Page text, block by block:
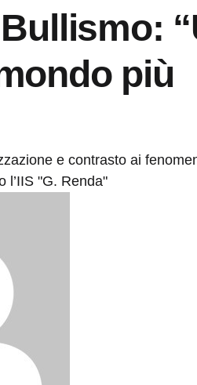
più
e contrasto ai
l’IIS "G. Renda"